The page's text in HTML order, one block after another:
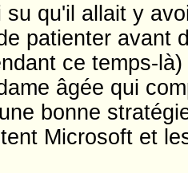
su qu'il allait y
patienter avant
ce temps-
âgée qui
bonne
Microsoft et